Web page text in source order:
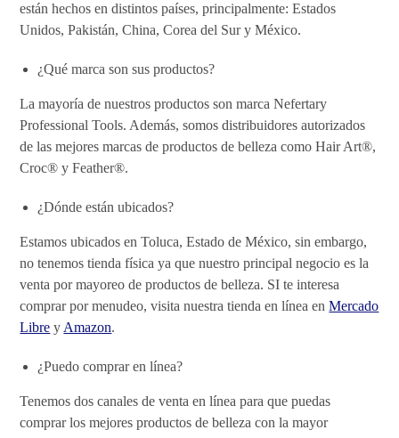
están hechos en distintos países, principalmente: Estados
Unidos, Pakistán, China, Corea del Sur y México.
¿Qué marca son sus productos?
La mayoría de nuestros productos son marca Nefertary
Professional Tools. Además, somos distribuidores autorizados
de las mejores marcas de productos de belleza como Hair Art®,
Croc® y Feather®.
¿Dónde están ubicados?
Estamos ubicados en Toluca, Estado de México, sin embargo,
no tenemos tienda física ya que nuestro principal negocio es la
venta por mayoreo de productos de belleza. SI te interesa
comprar por menudeo, visita nuestra tienda en línea enMercado
Libre y Amazon.
¿Puedo comprar en línea?
Tenemos dos canales de venta en línea para que puedas
comprar los mejores productos de belleza con la mayor